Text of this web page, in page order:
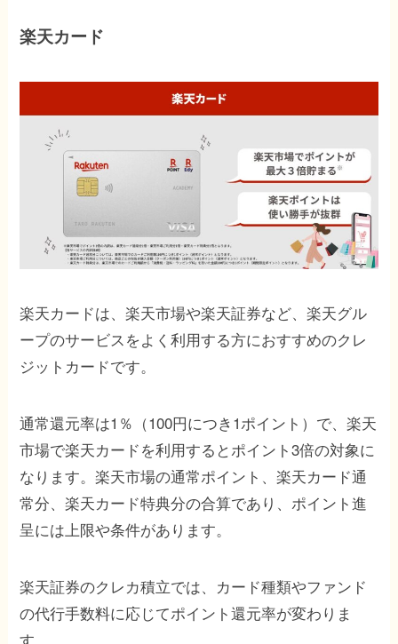
楽天カード
楽天カードは、楽天市場や楽天証券など、楽天グル
ープのサービスをよく利用する方におすすめのクレ
ジットカードです。
通常還元率は1％（100円につき1ポイント）で、楽天
市場で楽天カードを利用するとポイント3倍の対象に
なります。楽天市場の通常ポイント、楽天カード通
常分、楽天カード特典分の合算であり、ポイント進
呈には上限や条件があります。
楽天証券のクレカ積立では、カード種類やファンド
の代行手数料に応じてポイント還元率が変わりま
す。